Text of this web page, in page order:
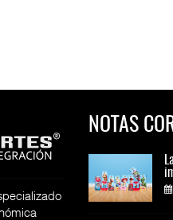
NOTAS
Toy Story
Aero